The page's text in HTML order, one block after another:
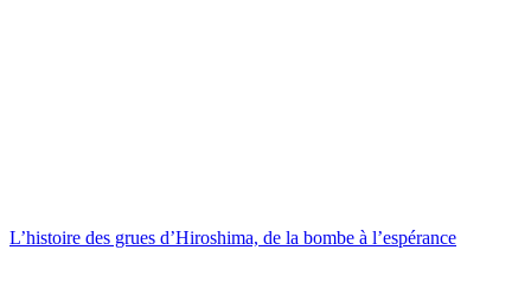
L’histoire des grues d’Hiroshima, de la bombe à l’espérance